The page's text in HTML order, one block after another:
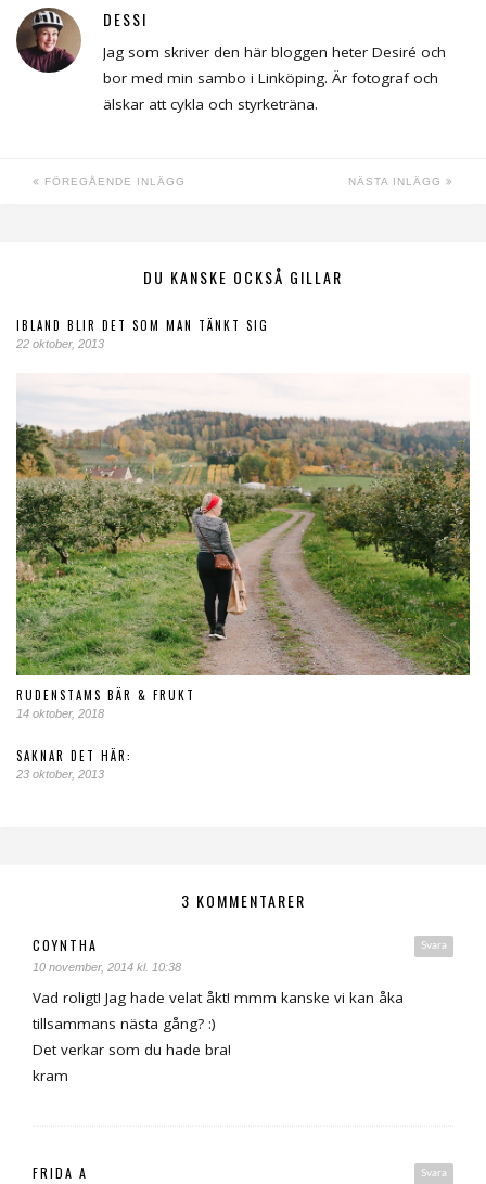
DESSI
Jag som skriver den här bloggen heter Desiré och
bor med min sambo i Linköping. Är fotograf och
älskar att cykla och styrketräna.
FÖREGÅENDE INLÄGG NÄSTA INLÄGG
DU KANSKE OCKSÅ GILLAR
IBLAND BLIR DET SOM MAN TÄNKT SIG
22 oktober, 2013
RUDENSTAMS BÄR & FRUKT
14 oktober, 2018
SAKNAR DET HÄR:
23 oktober, 2013
3 KOMMENTARER
Svara
COYNTHA
10 november, 2014 kl. 10:38
Vad roligt! Jag hade velat åkt! mmm kanske vi kan åka
tillsammans nästa gång? :)
Det verkar som du hade bra!
kram
Svara
FRIDA A